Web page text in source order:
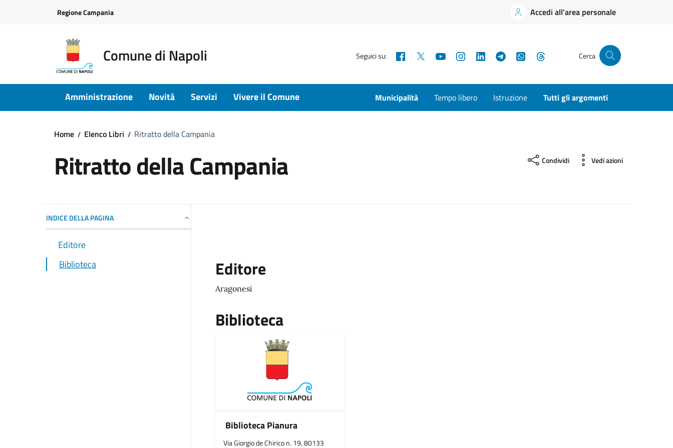
Regione Campania Accedi all'area personale
Comune di Napoli Seguici su: Facebook YouTubeInstagramLinkedInTelegramWhatsApp Cerca
Amministrazione Novità Servizi Vivere il Comune Municipalità Tempo libero Istruzione Tutti gli argomenti
Home Elenco Libri Ritratto della Campania
Ritratto della Campania Condividi Vedi azioni
INDICE DELLA PAGINA
Editore
Biblioteca
Editore
Aragonesi
Biblioteca
Biblioteca Pianura
Via Giorgio de Chirico n. 19, 80133